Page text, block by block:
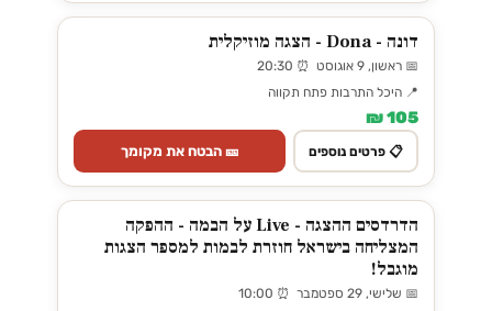
דונה - Dona - הצגה מוזיקלית
📅 ראשון, 9 אוגוסט ⏰ 20:30
📍 היכל התרבות פתח תקווה
105 ₪
📋 פרטים נוספים 🎫 הבטח את מקומך
הדרדסים ההצגה - Live על הבמה - ההפקה
המצליחה בישראל חוזרת לבמות למספר הצגות
מוגבל!
📅 שלישי, 29 ספטמבר ⏰ 10:00